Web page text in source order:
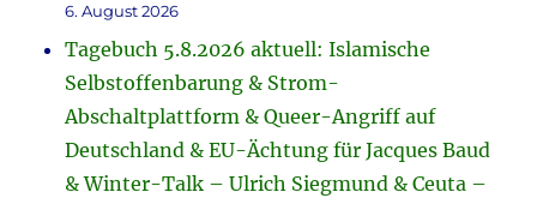
6. August 2026
Tagebuch 5.8.2026 aktuell: Islamische
Selbstoffenbarung & Strom-
Abschaltplattform & Queer-Angriff auf
Deutschland & EU-Ächtung für Jacques Baud
& Winter-Talk – Ulrich Siegmund & Ceuta –